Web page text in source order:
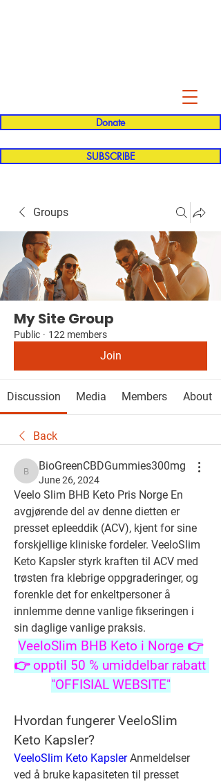
Donate
SUBSCRIBE
Groups
My Site Group
Public · 122 members
Join
Discussion Media Members About
Back
BioGreenCBDGummies300mg
BioGreenCBDGummies300mg
June 26, 2024
Veelo Slim BHB Keto Pris Norge En
avgjørende del av denne dietten er
presset epleeddik (ACV), kjent for sine
forskjellige kliniske fordeler. VeeloSlim
Keto Kapsler styrk kraften til ACV med
trøsten fra klebrige oppgraderinger, og
forenkle det for enkeltpersoner å
innlemme denne vanlige fikseringen i
sin daglige vanlige praksis.
VeeloSlim BHB Keto i Norge 👉
👉 opptil 50 % umiddelbar rabatt
"OFFISIAL WEBSITE"
Hvordan fungerer VeeloSlim
Keto Kapsler?
VeeloSlim Keto Kapsler Anmeldelser
ved å bruke kapasiteten til presset